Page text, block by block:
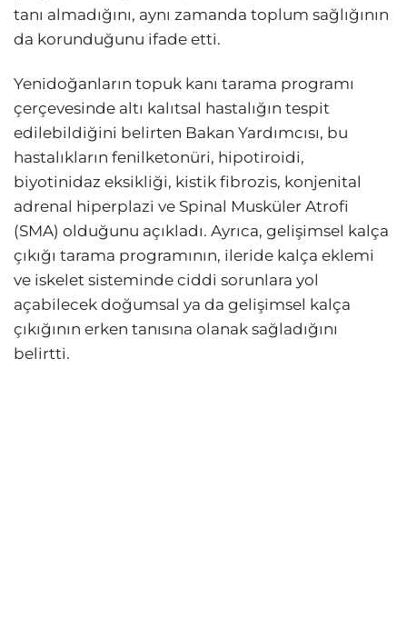
tanı almadığını, aynı zamanda toplum sağlığının
da korunduğunu ifade etti.
Yenidoğanların topuk kanı tarama programı
çerçevesinde altı kalıtsal hastalığın tespit
edilebildiğini belirten Bakan Yardımcısı, bu
hastalıkların fenilketonüri, hipotiroidi,
biyotinidaz eksikliği, kistik fibrozis, konjenital
adrenal hiperplazi ve Spinal Musküler Atrofi
(SMA) olduğunu açıkladı. Ayrıca, gelişimsel kalça
çıkığı tarama programının, ileride kalça eklemi
ve iskelet sisteminde ciddi sorunlara yol
açabilecek doğumsal ya da gelişimsel kalça
çıkığının erken tanısına olanak sağladığını
belirtti.